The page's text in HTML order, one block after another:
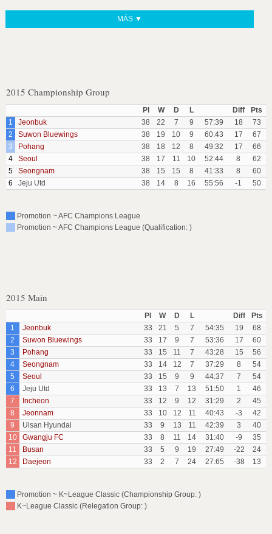
MÁS ▼
2015 Championship Group
Pl W D L Diff
Pts
1
Jeonbuk 38 22 7 9 57:39 18
73
2
Suwon Bluewings 38 19 10 9 60:43 17
67
3
Pohang 38 18 12 8 49:32 17
66
4
Seoul 38 17 11 10 52:44 8
62
5
Seongnam 38 15 15 8 41:33 8
60
6
Jeju Utd 38 14 8 16 55:56 -1 50
Promotion ~ AFC Champions League
Promotion ~ AFC Champions League (Qualification: )
2015 Main
Pl W D L Diff
Pts
1
Jeonbuk 33 21 5 7 54:35 19
68
2
Suwon Bluewings 33 17 9 7 53:36 17
60
3
Pohang 33 15 11 7 43:28 15
56
4
Seongnam 33 14 12 7 37:29 8
54
5
Seoul 33 15 9 9 44:37 7
54
6
Jeju Utd 33 13 7 13 51:50 1
46
7
Incheon 33 12 9 12 31:29 2
45
8
Jeonnam 33 10 12 11 40:43 -3
42
9
Ulsan Hyundai 33 9 13 11 42:39 3
40
10
Gwangju FC 33 8 11 14 31:40 -9
35
11
Busan 33 5 9 19 27:49 -22
24
12
Daejeon 33 2 7 24 27:65 -38 13
Promotion ~ K~League Classic (Championship Group: )
K~League Classic (Relegation Group: )